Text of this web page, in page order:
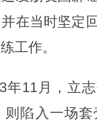
在当时坚定
工作。
年11月，立
则陷入一场